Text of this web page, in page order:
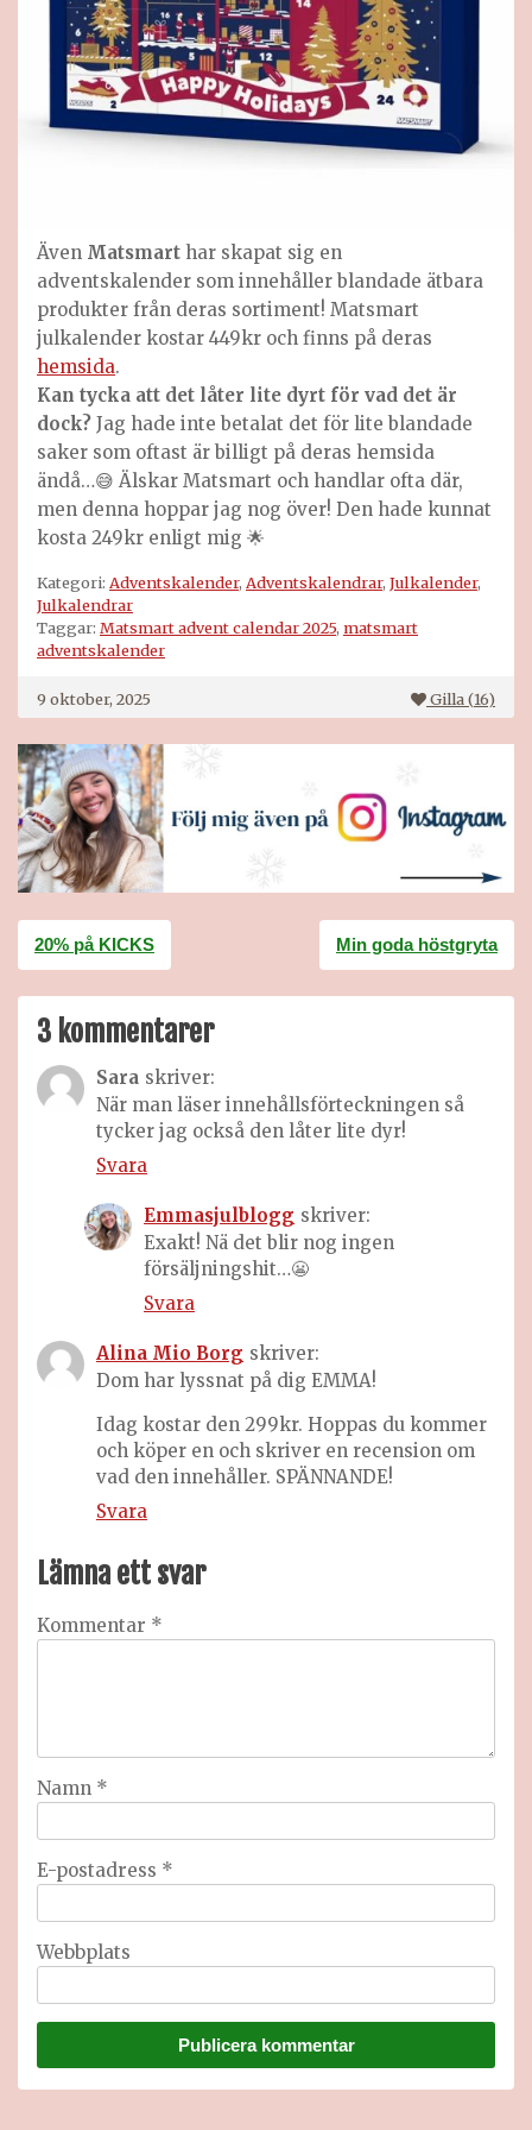
Även Matsmart har skapat sig en
adventskalender som innehåller blandade ätbara
produkter från deras sortiment! Matsmart
julkalender kostar 449kr och finns på deras
hemsida.
Kan tycka att det låter lite dyrt för vad det är
dock? Jag hade inte betalat det för lite blandade
saker som oftast är billigt på deras hemsida
ändå…😅 Älskar Matsmart och handlar ofta där,
men denna hoppar jag nog över! Den hade kunnat
kosta 249kr enligt mig 🌟
Kategori: Adventskalender, Adventskalendrar, Julkalender,
Julkalendrar
Taggar: Matsmart advent calendar 2025, matsmart
adventskalender
9 oktober, 2025 Gilla (16)
Inläggsnavigering
20% på KICKS Min goda höstgryta
3 kommentarer
Sara skriver:
När man läser innehållsförteckningen så
tycker jag också den låter lite dyr!
Svara
Emmasjulblogg skriver:
Exakt! Nä det blir nog ingen
försäljningshit…😬
Svara
Alina Mio Borg skriver:
Dom har lyssnat på dig EMMA!
Idag kostar den 299kr. Hoppas du kommer
och köper en och skriver en recension om
vad den innehåller. SPÄNNANDE!
Svara
Lämna ett svar
Kommentar *
Namn *
E-postadress *
Webbplats